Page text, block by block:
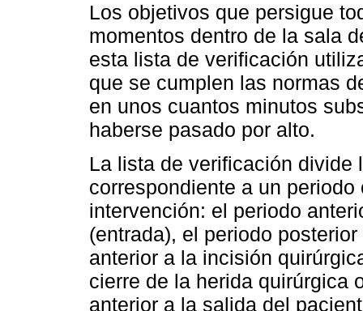
Los objetivos que persigue
momentos dentro de la sala
esta lista de verificación
que se cumplen las normas
en unos cuantos minutos
haberse pasado por alto.
La lista de verificación divide
correspondiente a un
intervención: el periodo
(entrada), el periodo
anterior a la incisión
cierre de la herida quirúrgica
anterior a la salida del